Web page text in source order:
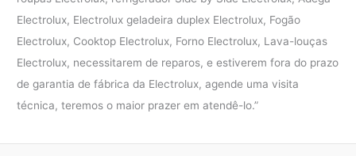
Electrolux, Electrolux geladeira duplex Electrolux, Fogão
Electrolux, Cooktop Electrolux, Forno Electrolux, Lava-louças
Electrolux, necessitarem de reparos, e estiverem fora do prazo
de garantia de fábrica da Electrolux, agende uma visita
técnica, teremos o maior prazer em atendê-lo.”